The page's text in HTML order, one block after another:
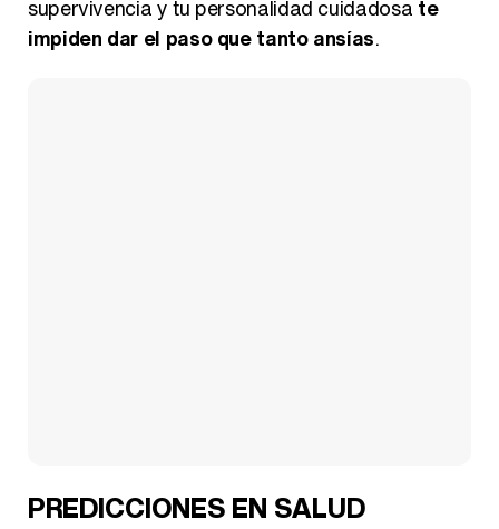
supervivencia y tu personalidad cuidadosa te
impiden dar el paso que tanto ansías.
PREDICCIONES EN SALUD